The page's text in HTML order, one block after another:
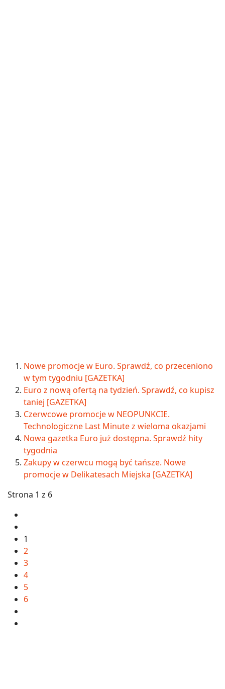
Nowe promocje w Euro. Sprawdź, co przeceniono
w tym tygodniu [GAZETKA]
Euro z nową ofertą na tydzień. Sprawdź, co kupisz
taniej [GAZETKA]
Czerwcowe promocje w NEOPUNKCIE.
Technologiczne Last Minute z wieloma okazjami
Nowa gazetka Euro już dostępna. Sprawdź hity
tygodnia
Zakupy w czerwcu mogą być tańsze. Nowe
promocje w Delikatesach Miejska [GAZETKA]
Strona 1 z 6
1
2
3
4
5
6